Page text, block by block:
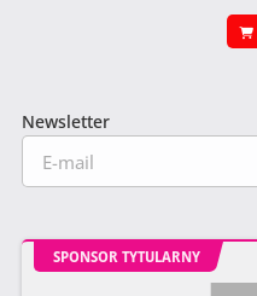
Newsletter
SPONSOR TYTULARNY